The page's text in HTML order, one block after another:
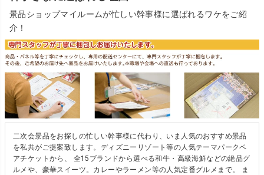
景品ショップマイルームが忙しい幹事様に選ばれるワケをご紹
介！
二次会景品をお探しの忙しい幹事様に代わり、いま人気のおすすめ景品
を私共がご提案致します。ディズニーリゾート等の人気テーマパークペ
アチケットから、 全15ブランドから選べる和牛・高級海鮮などの絶品グ
ルメや、豪華スイーツ。カレーやラーメン等の人気定番グルメまで。 ま